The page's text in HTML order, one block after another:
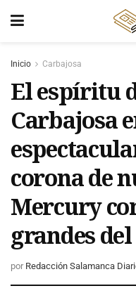
Inicio Carbajosa
El espíritu
Carbajosa
corona de
Mercury
grandes
por Redacción Salamanca